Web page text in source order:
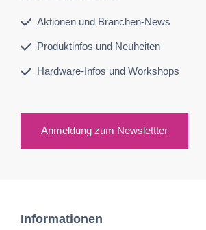
Aktionen und Branchen-News
Produktinfos und Neuheiten
Hardware-Infos und Workshops
Anmeldung zum Newslettter
Informationen